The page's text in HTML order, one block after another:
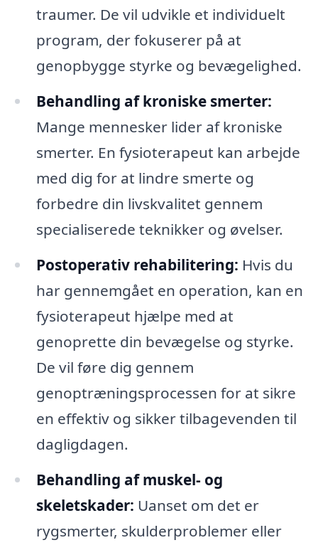
traumer. De vil udvikle et individuelt
program, der fokuserer på at
genopbygge styrke og bevægelighed.
Behandling af kroniske smerter:
Mange mennesker lider af kroniske
smerter. En fysioterapeut kan arbejde
med dig for at lindre smerte og
forbedre din livskvalitet gennem
specialiserede teknikker og øvelser.
Postoperativ rehabilitering: Hvis du
har gennemgået en operation, kan en
fysioterapeut hjælpe med at
genoprette din bevægelse og styrke.
De vil føre dig gennem
genoptræningsprocessen for at sikre
en effektiv og sikker tilbagevenden til
dagligdagen.
Behandling af muskel- og
skeletskader: Uanset om det er
rygsmerter, skulderproblemer eller